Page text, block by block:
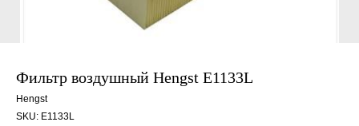
Фильтр воздушный Hengst E1133L
Hengst
SKU: E1133L